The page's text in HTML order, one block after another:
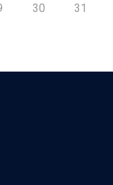
30 31